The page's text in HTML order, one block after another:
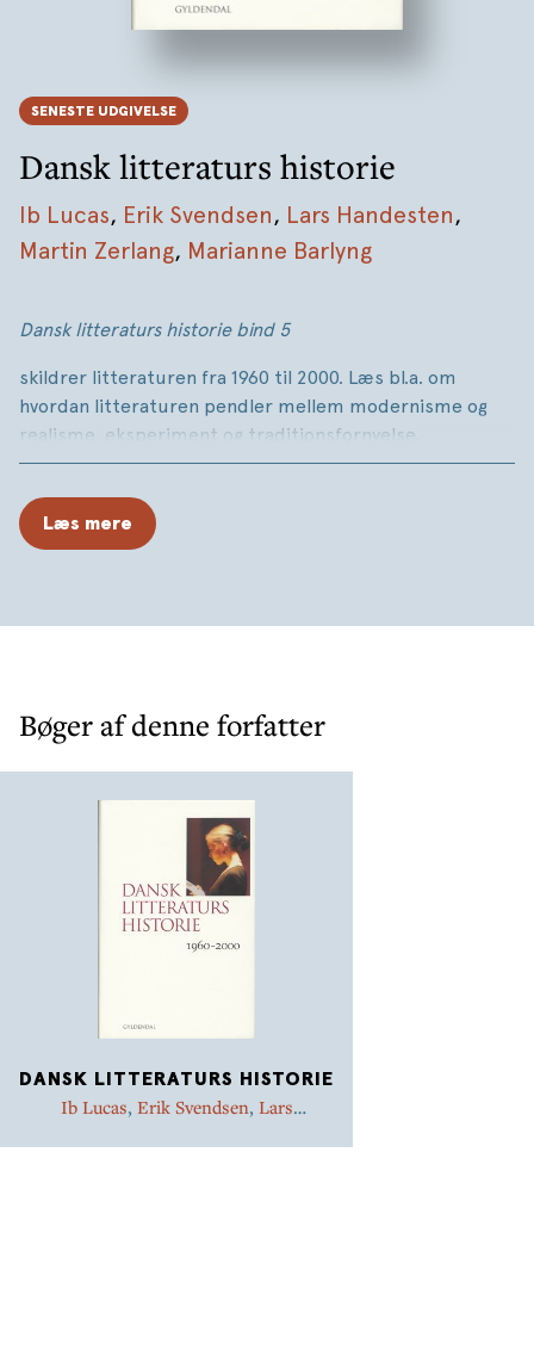
SENESTE UDGIVELSE
Dansk litteraturs historie
Ib Lucas, Erik Svendsen, Lars Handesten,
Martin Zerlang, Marianne Barlyng
Dansk litteraturs historie bind 5
skildrer litteraturen fra 1960 til 2000. Læs bl.a. om
hvordan litteraturen pendler mellem modernisme og
realisme, eksperiment og traditionsfornyelse.
Læs mere
Bøger af denne forfatter
DANSK LITTERATURS HISTORIE
Ib Lucas, Erik Svendsen, Lars
Barlyng